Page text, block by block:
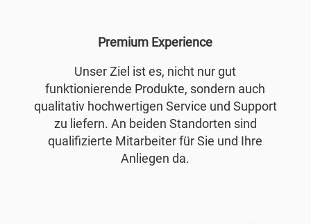
Premium Experience
Unser Ziel ist es, nicht nur gut
funktionierende Produkte, sondern auch
qualitativ hochwertigen Service und Support
zu liefern. An beiden Standorten sind
qualifizierte Mitarbeiter für Sie und Ihre
Anliegen da.